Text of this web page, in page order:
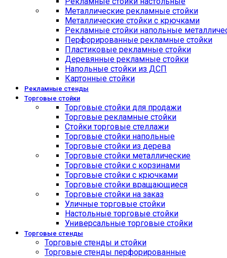
Металлические рекламные стойки
Металлические стойки с крючками
Рекламные стойки напольные
Перфорированные рекламные стойки
Пластиковые рекламные стойки
Деревянные рекламные стойки
Напольные стойки из ДСП
Картонные стойки
Рекламные стенды
Торговые стойки
Торговые стойки для продажи
Торговые рекламные стойки
Стойки торговые стеллажи
Торговые стойки напольные
Торговые стойки из дерева
Торговые стойки металлические
Торговые стойки с корзинами
Торговые стойки с крючками
Торговые стойки вращающиеся
Торговые стойки на заказ
Уличные торговые стойки
Настольные торговые стойки
Универсальные торговые стойки
Торговые стенды
Торговые стенды и стойки
Торговые стенды перфорированные